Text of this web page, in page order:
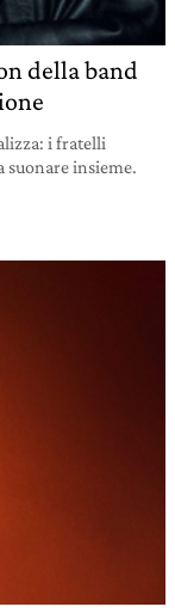
della band
i fratelli
suonare insieme.